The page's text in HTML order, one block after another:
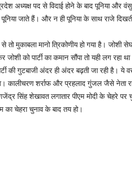
अध्यक्ष पद से विदाई होने के बाद पूनिया और
जाते हैं। और न ही पूनिया के साथ राजे
से तो मुकाबला मानो त्रिकोणीय हो गया है।
जोशी को पार्टी का कमान सौंपा तो यही लग रहा
की गुटबाजी अंदर ही अंदर बढ़ती जा रही है। ये
कालीचरण शर्राफ और प्रहलाद गुंजल जैसे नेता
सिंह शेखावत लगातार पीएम मोदी के चेहरे
का चेहरा चुनाव के बाद तय हो।